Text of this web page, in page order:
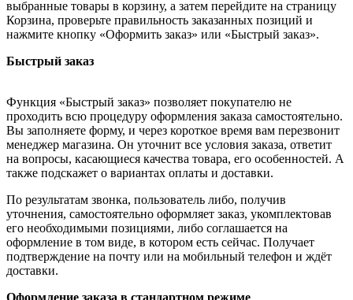
выбранные товары в корзину, а затем перейдите на страницу
Корзина, проверьте правильность заказанных позиций и
нажмите кнопку «Оформить заказ» или «Быстрый заказ».
Быстрый заказ
Функция «Быстрый заказ» позволяет покупателю не
проходить всю процедуру оформления заказа самостоятельно.
Вы заполняете форму, и через короткое время вам перезвонит
менеджер магазина. Он уточнит все условия заказа, ответит
на вопросы, касающиеся качества товара, его особенностей. А
также подскажет о вариантах оплаты и доставки.
По результатам звонка, пользователь либо, получив
уточнения, самостоятельно оформляет заказ, укомплектовав
его необходимыми позициями, либо соглашается на
оформление в том виде, в котором есть сейчас. Получает
подтверждение на почту или на мобильный телефон и ждёт
доставки.